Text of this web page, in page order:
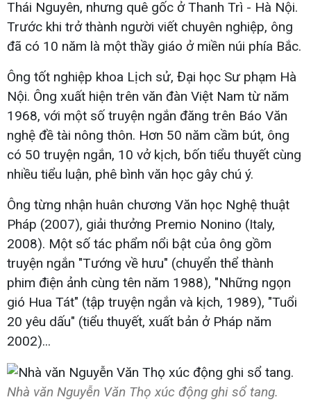
Thái Nguyên, nhưng quê gốc ở Thanh Trì - Hà Nội.
Trước khi trở thành người viết chuyên nghiệp, ông
đã có 10 năm là một thầy giáo ở miền núi phía Bắc.
Ông tốt nghiệp khoa Lịch sử, Đại học Sư phạm Hà
Nội. Ông xuất hiện trên văn đàn Việt Nam từ năm
1968, với một số truyện ngắn đăng trên Báo Văn
nghệ đề tài nông thôn. Hơn 50 năm cầm bút, ông
có 50 truyện ngắn, 10 vở kịch, bốn tiểu thuyết cùng
nhiều tiểu luận, phê bình văn học gây chú ý.
Ông từng nhận huân chương Văn học Nghệ thuật
Pháp (2007), giải thưởng Premio Nonino (Italy,
2008). Một số tác phẩm nổi bật của ông gồm
truyện ngắn "Tướng về hưu" (chuyển thể thành
phim điện ảnh cùng tên năm 1988), "Những ngọn
gió Hua Tát" (tập truyện ngắn và kịch, 1989), "Tuổi
20 yêu dấu" (tiểu thuyết, xuất bản ở Pháp năm
2002)...
Nhà văn Nguyễn Văn Thọ xúc động ghi sổ tang.